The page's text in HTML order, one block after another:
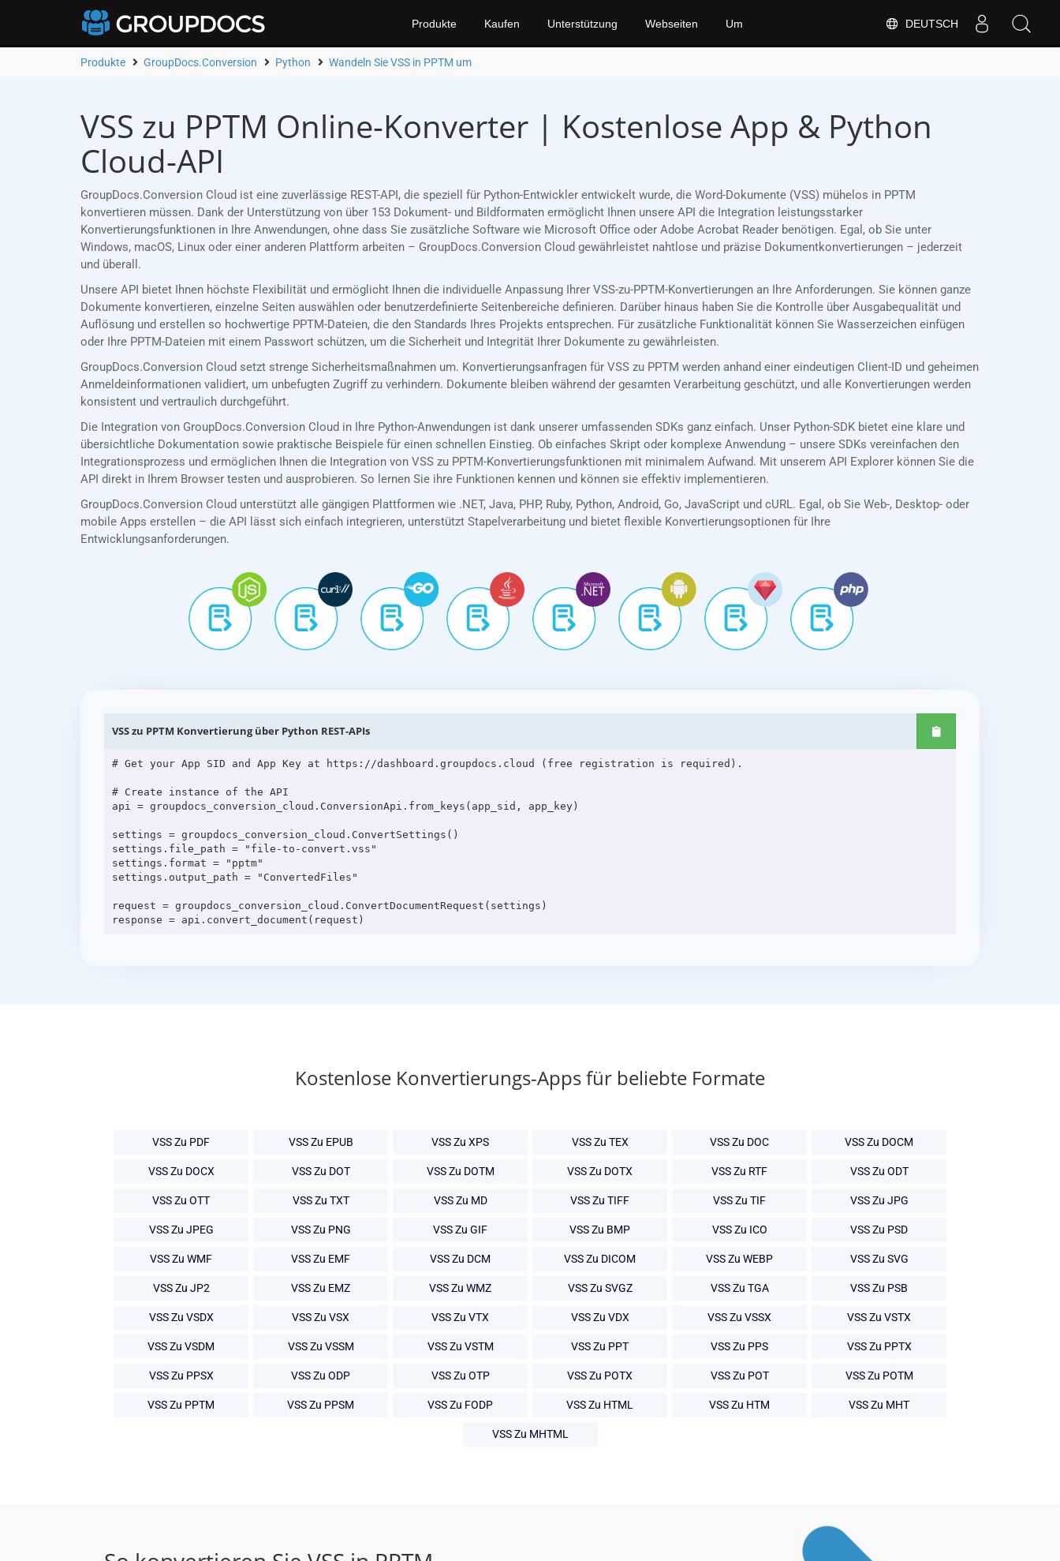
DEUTSCH
Produkte Kaufen Unterstützung Webseiten Um
Produkte GroupDocs.Conversion Python Wandeln Sie VSS in PPTM um
VSS zu PPTM Online-Konverter | Kostenlose App & Python
Cloud-API
GroupDocs.Conversion Cloud ist eine zuverlässige REST-API, die speziell für Python-Entwickler entwickelt wurde, die Word-Dokumente (VSS) mühelos in PPTM
konvertieren müssen. Dank der Unterstützung von über 153 Dokument- und Bildformaten ermöglicht Ihnen unsere API die Integration leistungsstarker
Konvertierungsfunktionen in Ihre Anwendungen, ohne dass Sie zusätzliche Software wie Microsoft Office oder Adobe Acrobat Reader benötigen. Egal, ob Sie unter
Windows, macOS, Linux oder einer anderen Plattform arbeiten – GroupDocs.Conversion Cloud gewährleistet nahtlose und präzise Dokumentkonvertierungen – jederzeit
und überall.
Unsere API bietet Ihnen höchste Flexibilität und ermöglicht Ihnen die individuelle Anpassung Ihrer VSS-zu-PPTM-Konvertierungen an Ihre Anforderungen. Sie können ganze
Dokumente konvertieren, einzelne Seiten auswählen oder benutzerdefinierte Seitenbereiche definieren. Darüber hinaus haben Sie die Kontrolle über Ausgabequalität und
Auflösung und erstellen so hochwertige PPTM-Dateien, die den Standards Ihres Projekts entsprechen. Für zusätzliche Funktionalität können Sie Wasserzeichen einfügen
oder Ihre PPTM-Dateien mit einem Passwort schützen, um die Sicherheit und Integrität Ihrer Dokumente zu gewährleisten.
GroupDocs.Conversion Cloud setzt strenge Sicherheitsmaßnahmen um. Konvertierungsanfragen für VSS zu PPTM werden anhand einer eindeutigen Client-ID und geheimen
Anmeldeinformationen validiert, um unbefugten Zugriff zu verhindern. Dokumente bleiben während der gesamten Verarbeitung geschützt, und alle Konvertierungen werden
konsistent und vertraulich durchgeführt.
Die Integration von GroupDocs.Conversion Cloud in Ihre Python-Anwendungen ist dank unserer umfassenden SDKs ganz einfach. Unser Python-SDK bietet eine klare und
übersichtliche Dokumentation sowie praktische Beispiele für einen schnellen Einstieg. Ob einfaches Skript oder komplexe Anwendung – unsere SDKs vereinfachen den
Integrationsprozess und ermöglichen Ihnen die Integration von VSS zu PPTM-Konvertierungsfunktionen mit minimalem Aufwand. Mit unserem API Explorer können Sie die
API direkt in Ihrem Browser testen und ausprobieren. So lernen Sie ihre Funktionen kennen und können sie effektiv implementieren.
GroupDocs.Conversion Cloud unterstützt alle gängigen Plattformen wie .NET, Java, PHP, Ruby, Python, Android, Go, JavaScript und cURL. Egal, ob Sie Web-, Desktop- oder
mobile Apps erstellen – die API lässt sich einfach integrieren, unterstützt Stapelverarbeitung und bietet flexible Konvertierungsoptionen für Ihre
Entwicklungsanforderungen.
VSS zu PPTM Konvertierung über Python REST-APIs
# Get your App SID and App Key at https://dashboard.groupdocs.cloud (free registration is required).
# Create instance of the API
api = groupdocs_conversion_cloud.ConversionApi.from_keys(app_sid, app_key)
settings = groupdocs_conversion_cloud.ConvertSettings()
settings.file_path = "file-to-convert.vss"
settings.format = "pptm"
settings.output_path = "ConvertedFiles"
request = groupdocs_conversion_cloud.ConvertDocumentRequest(settings)
Kostenlose Konvertierungs-Apps für beliebte Formate
VSS Zu PDF VSS Zu EPUB VSS Zu XPS VSS Zu TEX VSS Zu DOC VSS Zu DOCM
VSS Zu DOCX VSS Zu DOT VSS Zu DOTM VSS Zu DOTX VSS Zu RTF VSS Zu ODT
VSS Zu OTT VSS Zu TXT VSS Zu MD VSS Zu TIFF VSS Zu TIF VSS Zu JPG
VSS Zu JPEG VSS Zu PNG VSS Zu GIF VSS Zu BMP VSS Zu ICO VSS Zu PSD
VSS Zu WMF VSS Zu EMF VSS Zu DCM VSS Zu DICOM VSS Zu WEBP VSS Zu SVG
VSS Zu JP2 VSS Zu EMZ VSS Zu WMZ VSS Zu SVGZ VSS Zu TGA VSS Zu PSB
VSS Zu VSDX VSS Zu VSX VSS Zu VTX VSS Zu VDX VSS Zu VSSX VSS Zu VSTX
VSS Zu VSDM VSS Zu VSSM VSS Zu VSTM VSS Zu PPT VSS Zu PPS VSS Zu PPTX
VSS Zu PPSX VSS Zu ODP VSS Zu OTP VSS Zu POTX VSS Zu POT VSS Zu POTM
VSS Zu PPTM VSS Zu PPSM VSS Zu FODP VSS Zu HTML VSS Zu HTM VSS Zu MHT
VSS Zu MHTML